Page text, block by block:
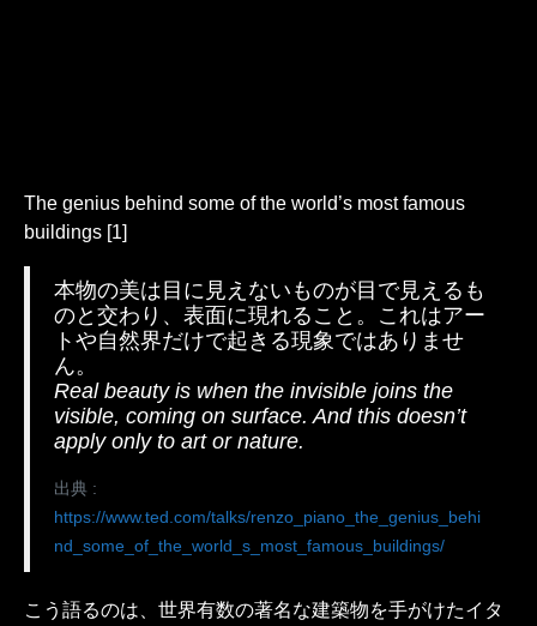
The genius behind some of the world’s most famous
buildings [1]
本物の美は目に見えないものが目で見えるも
のと交わり、表面に現れること。これはアー
トや自然界だけで起きる現象ではありませ
ん。
Real beauty is when the invisible joins the
visible, coming on surface. And this doesn’t
apply only to art or nature.
出典 :
https://www.ted.com/talks/renzo_piano_the_genius_behi
nd_some_of_the_world_s_most_famous_buildings/
こう語るのは、世界有数の著名な建築物を手がけたイタ